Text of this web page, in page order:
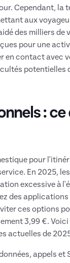
Cependant, la
aux
des milliers
pour une
en contact avec
potentielles
:
pour
En 2025,
excessive à
des
ces options
3,99 €.
actuelles de
appels et